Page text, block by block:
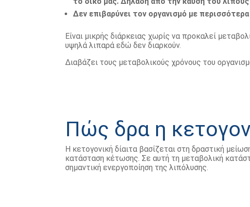
Δεν επιβαρύνει τον οργανισμό με
Είναι μικρής διάρκειας χωρίς να προκαλεί
υψηλά λιπαρά εδώ δεν διαρκούν.
Διαβάζει τους μεταβολικούς χρόνους του
Πώς δρα η
Η κετογονική δίαιτα βασίζεται στη δραστική
κατάσταση κέτωσης. Σε αυτή τη μεταβολική
σημαντική ενεργοποίηση της λιπόλυσης.